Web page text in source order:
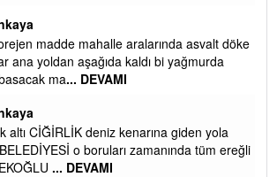
madde mahalle aralarında asvalt döke
ana yoldan aşağıda kaldı bi yağmurda
ma... DEVAMI
altı CİĞİRLİK deniz kenarına giden yola
o boruları zamanında tüm ereğli
... DEVAMI